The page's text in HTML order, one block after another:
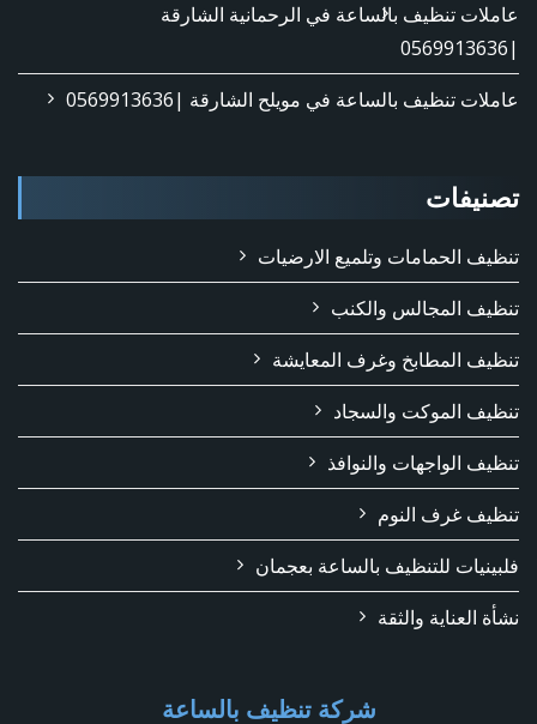
عاملات تنظيف بالساعة في الرحمانية الشارقة
|0569913636
عاملات تنظيف بالساعة في مويلح الشارقة |0569913636
تصنيفات
تنظيف الحمامات وتلميع الارضيات
تنظيف المجالس والكنب
تنظيف المطابخ وغرف المعايشة
تنظيف الموكت والسجاد
تنظيف الواجهات والنوافذ
تنظيف غرف النوم
فلبينيات للتنظيف بالساعة بعجمان
نشأة العناية والثقة
شركة تنظيف بالساعة